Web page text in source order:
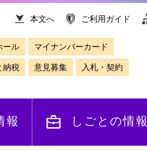
本文へ ご利用ガイド
ール マイナンバーカード
納税 意見募集 入札・契約
報 しごとの情報